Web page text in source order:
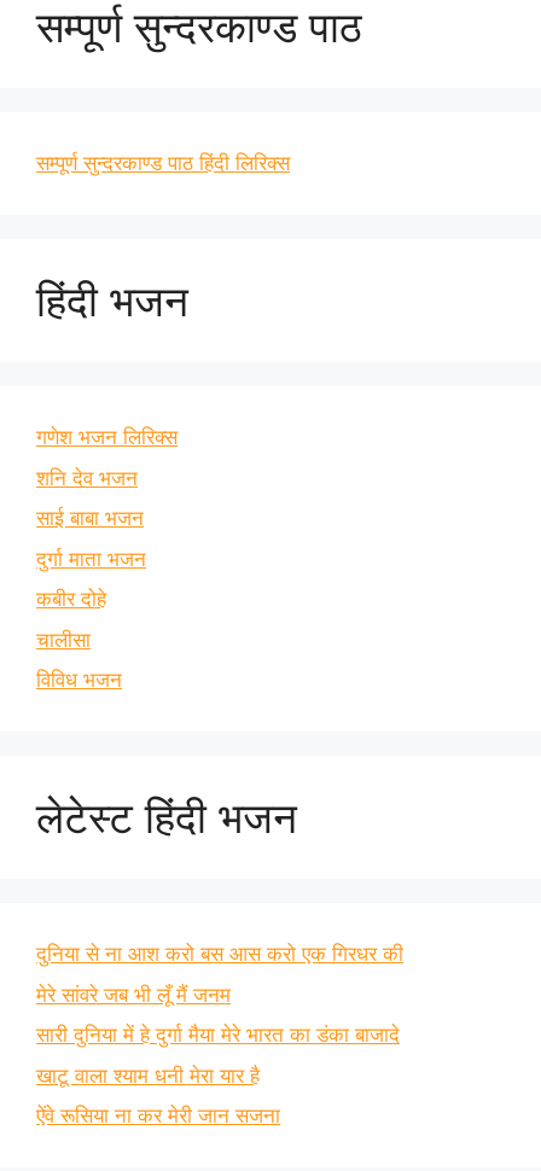
सम्पूर्ण सुन्दरकाण्ड पाठ
सम्पूर्ण सुन्दरकाण्ड पाठ हिंदी लिरिक्स
हिंदी भजन
गणेश भजन लिरिक्स
शनि देव भजन
साई बाबा भजन
दुर्गा माता भजन
कबीर दोहे
चालीसा
विविध भजन
लेटेस्ट हिंदी भजन
दुनिया से ना आश करो बस आस करो एक गिरधर की
मेरे सांवरे जब भी लूँ मैं जनम
सारी दुनिया में हे दुर्गा मैया मेरे भारत का डंका बाजादे
खाटू वाला श्याम धनी मेरा यार है
ऐंवे रूसिया ना कर मेरी जान सजना